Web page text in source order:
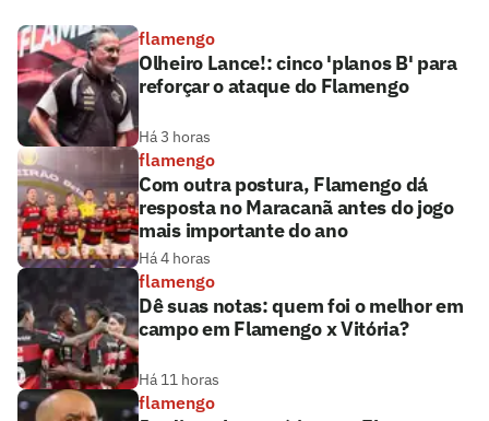
flamengo
Olheiro Lance!: cinco 'planos B' para
reforçar o ataque do Flamengo
Há 3 horas
flamengo
Com outra postura, Flamengo dá
resposta no Maracanã antes do jogo
mais importante do ano
Há 4 horas
flamengo
Dê suas notas: quem foi o melhor em
campo em Flamengo x Vitória?
Há 11 horas
flamengo